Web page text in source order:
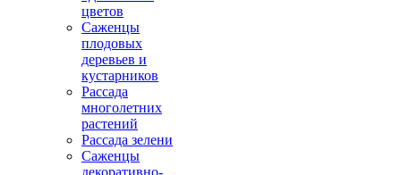
цветов
Саженцы
плодовых
деревьев и
кустарников
Рассада
многолетних
растений
Рассада зелени
Саженцы
декоративно-